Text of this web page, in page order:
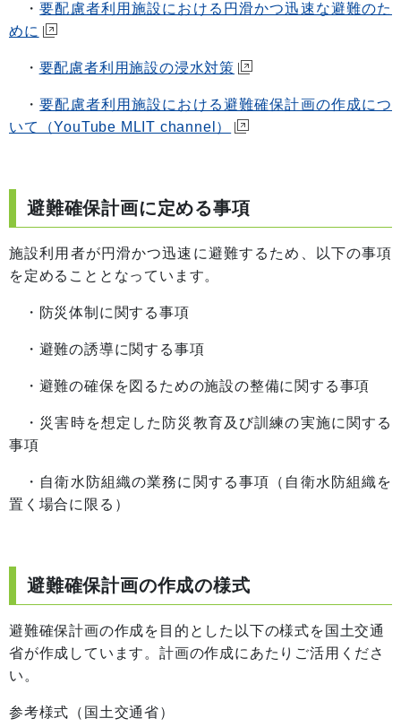
・要配慮者利用施設における円滑かつ迅速な避難のた
めに
・ 要配慮者利用施設の浸水対策
・要配慮者利用施設における避難確保計画の作成につ
いて（YouTube MLIT channel）
避難確保計画に定める事項
施設利用者が円滑かつ迅速に避難するため、
以下の事項
を定めることとなっています。
・防災体制に関する事項
・避難の誘導に関する事項
・避難の確保を図るための施設の整備に関する事項
・災害時を想定した防災教育及び訓練の実施に関する
事項
・自衛水防組織の業務に関する事項（自衛水防組織を
置く場合に限る）
避難確保計画の作成の様式
避難確保計画の作成を目的とした以下の様式を国土交通
省が作成しています。計画の作成にあたりご活用くださ
い。
参考様式（国土交通省）